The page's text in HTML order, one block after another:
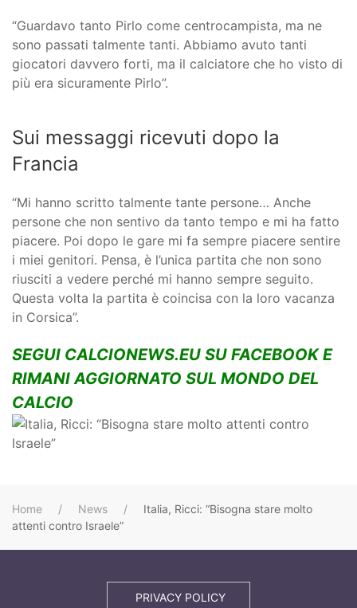
“Guardavo tanto Pirlo come centrocampista, ma ne
sono passati talmente tanti. Abbiamo avuto tanti
giocatori davvero forti, ma il calciatore che ho visto di
più era sicuramente Pirlo”.
Sui messaggi ricevuti dopo la
Francia
“Mi hanno scritto talmente tante persone… Anche
persone che non sentivo da tanto tempo e mi ha fatto
piacere. Poi dopo le gare mi fa sempre piacere sentire
i miei genitori. Pensa, è l’unica partita che non sono
riusciti a vedere perché mi hanno sempre seguito.
Questa volta la partita è coincisa con la loro vacanza
in Corsica”.
SEGUI CALCIONEWS.EU SU FACEBOOK E
RIMANI AGGIORNATO SUL MONDO DEL
CALCIO
Home News
Italia, Ricci: “Bisogna stare molto
attenti contro Israele”
PRIVACY POLICY